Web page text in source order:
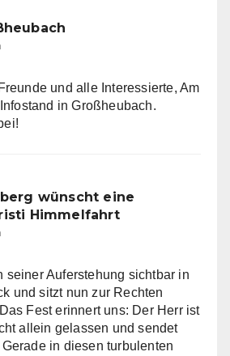
und alle Interessierte, Am
in Großheubach.
wünscht eine
Himmelfahrt
seiner Auferstehung sichtbar in
und sitzt nun zur Rechten
Fest erinnert uns: Der Herr ist
allein gelassen und sendet
in diesen turbulenten